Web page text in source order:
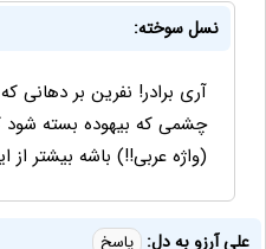
نسل سوخته:
آری برادر! نفرین بر دهانی
چشمی که بیهوده بسته
(واژه عربی!!) باشه بیشتر
علی آرزو به دل: پاسخ